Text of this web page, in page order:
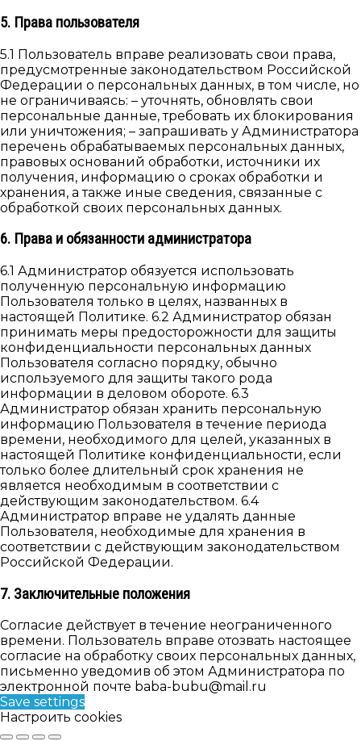
5. Права пользователя
5.1 Пользователь вправе реализовать свои права,
предусмотренные законодательством Российской
Федерации о персональных данных, в том числе, но
не ограничиваясь: – уточнять, обновлять свои
персональные данные, требовать их блокирования
или уничтожения; – запрашивать у Администратора
перечень обрабатываемых персональных данных,
правовых оснований обработки, источники их
получения, информацию о сроках обработки и
хранения, а также иные сведения, связанные с
обработкой своих персональных данных.
6. Права и обязанности администратора
6.1 Администратор обязуется использовать
полученную персональную информацию
Пользователя только в целях, названных в
настоящей Политике. 6.2 Администратор обязан
принимать меры предосторожности для защиты
конфиденциальности персональных данных
Пользователя согласно порядку, обычно
используемого для защиты такого рода
информации в деловом обороте. 6.3
Администратор обязан хранить персональную
информацию Пользователя в течение периода
времени, необходимого для целей, указанных в
настоящей Политике конфиденциальности, если
только более длительный срок хранения не
является необходимым в соответствии с
действующим законодательством. 6.4
Администратор вправе не удалять данные
Пользователя, необходимые для хранения в
соответствии с действующим законодательством
Российской Федерации.
7. Заключительные положения
Согласие действует в течение неограниченного
времени. Пользователь вправе отозвать настоящее
согласие на обработку своих персональных данных,
письменно уведомив об этом Администратора по
электронной почте baba-bubu@mail.ru
Save settings
Настроить cookies